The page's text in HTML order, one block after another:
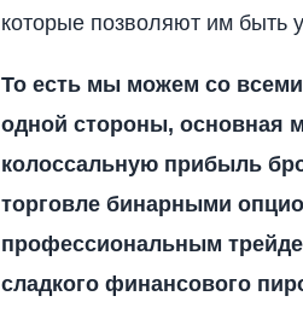
которые позволяют им быть
То есть мы можем со
одной стороны, основная
колоссальную прибыль
торговле бинарными
профессиональным
сладкого финансового